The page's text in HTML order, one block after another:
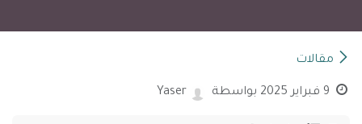
مقالات
9 فبراير 2025 بواسطة Yaser